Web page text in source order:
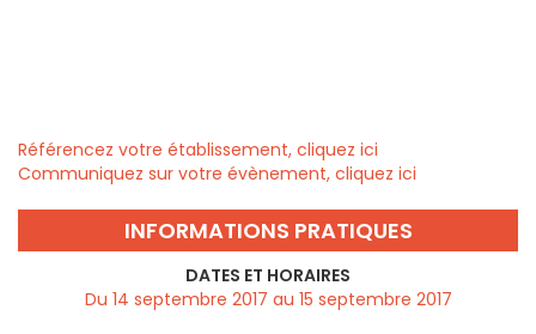
Référencez votre établissement, cliquez ici
Communiquez sur votre évènement, cliquez ici
INFORMATIONS PRATIQUES
DATES ET HORAIRES
Du 14 septembre 2017 au 15 septembre 2017